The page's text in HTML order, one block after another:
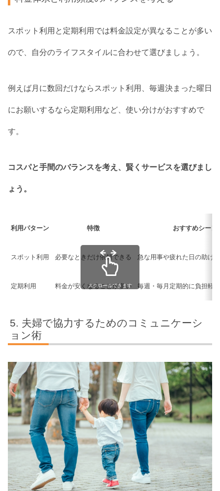
スポット利用と定期利用では料金設定が異なることが多い
ので、自分のライフスタイルに合わせて選びましょう。
例えば月に数回だけならスポット利用、毎週決まった曜日
にお願いするなら定期利用など、使い分けがおすすめで
す。
コスパと手間のバランスを考え、賢くサービスを選びまし
ょう。
利用パターン 特徴 おすすめシーン
スポット利用 必要なときだけ依頼できる 急な用事や疲れた日の助け
定期利用 料金が安くなることが多い 毎週・毎月定期的に負担軽
スクロールできます
夫婦で協力するためのコミュニケーシ
ョン術